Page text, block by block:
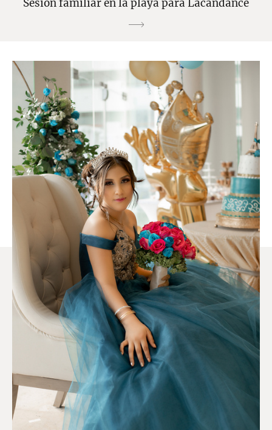
Sesion familiar en la playa para Lacandance